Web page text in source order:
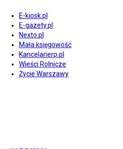
E-kiosk.pl
E-gazety.pl
Nexto.pl
Mała księgowość
Kancelarierp.pl
Wieści Rolnicze
Życie Warszawy